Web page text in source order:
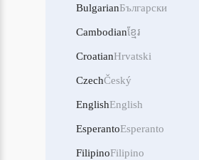
BulgarianБългарски
Cambodianខ្មែរ
CroatianHrvatski
CzechČeský
EnglishEnglish
EsperantoEsperanto
FilipinoFilipino